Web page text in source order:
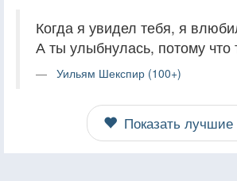
Когда я увидел тебя, я
А ты улыбнулась, потому что
Уильям Шекспир (100+)
Показать лучшие